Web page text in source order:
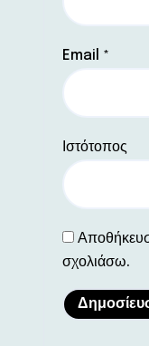
Email *
Ιστότοπος
σχολιάσω.